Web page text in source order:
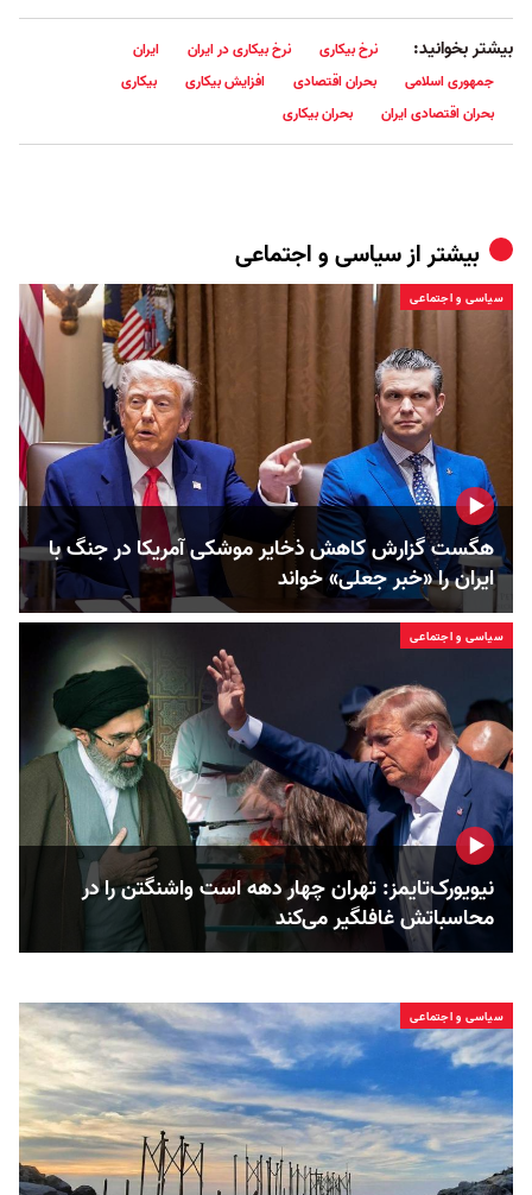
بیشتر بخوانید: نرخ بیکاری نرخ بیکاری در ایران
ایران
جمهوری اسلامی
بحران اقتصادی افزایش بیکاری
بیکاری
بحران اقتصادی ایران
بحران بیکاری
بیشتر ازسیاسی و اجتماعی
سیاسی و اجتماعی
هگست گزارش کاهش ذخایر موشکی آمریکا در جنگ با
ایران را «خبر جعلی» خواند
سیاسی و اجتماعی
نیویورک‌تایمز: تهران چهار دهه است واشنگتن را در
محاسباتش غافلگیر می‌کند
سیاسی و اجتماعی